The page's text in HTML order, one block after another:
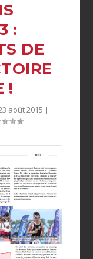
:
DE
!
août 2015 |